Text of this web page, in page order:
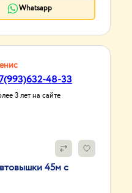
Whatsapp
48-33
3 лет на сайте
45м с